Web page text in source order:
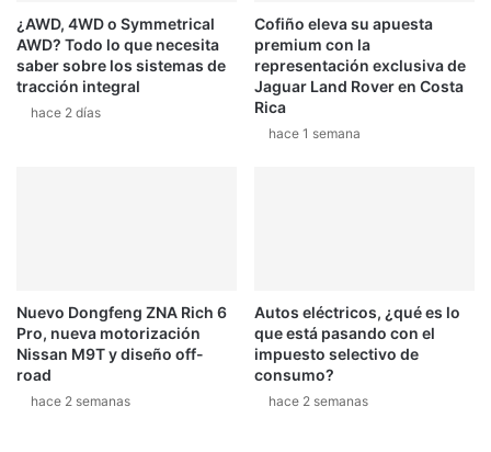
¿AWD, 4WD o Symmetrical
AWD? Todo lo que necesita
saber sobre los sistemas de
tracción integral
hace 2 días
Cofiño eleva su apuesta
premium con la
representación exclusiva de
Jaguar Land Rover en Costa
Rica
hace 1 semana
Nuevo Dongfeng ZNA Rich 6
Pro, nueva motorización
Nissan M9T y diseño off-
road
hace 2 semanas
Autos eléctricos, ¿qué es lo
que está pasando con el
impuesto selectivo de
consumo?
hace 2 semanas